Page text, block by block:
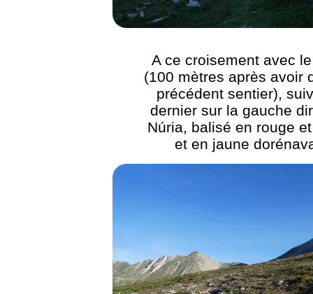
A ce croisement avec
(100 mètres après avoir
précédent sentier),
dernier sur la gauche
Núria, balisé en rouge
et en jaune